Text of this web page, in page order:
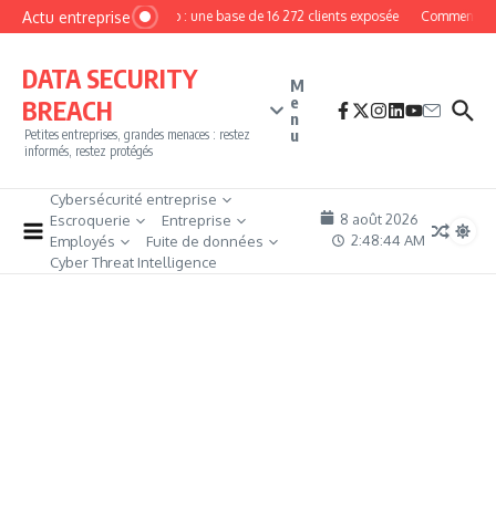
Aller au contenu
Actu entrepriseMyPhoto : une base de 16 272 clients exposée Comment
DATA SECURITY
BREACH
Petites entreprises, grandes menaces : restez
informés, restez protégés
M
e
n
u
Cybersécurité entreprise
Escroquerie
Entreprise
Employés
Fuite de données
Cyber Threat Intelligence
8 août 2026
2:48:45 AM